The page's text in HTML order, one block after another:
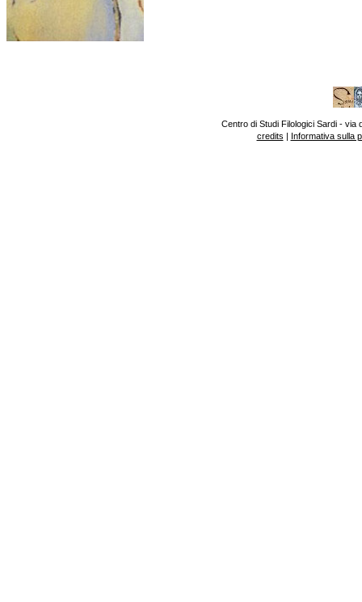
Centro di Studi Filologici Sardi - via
credits | Informativa sulla